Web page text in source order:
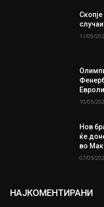
11/09/
10/05/
Нов
ќе
во
07/05/
НАЈКОМЕНТИРАНИ